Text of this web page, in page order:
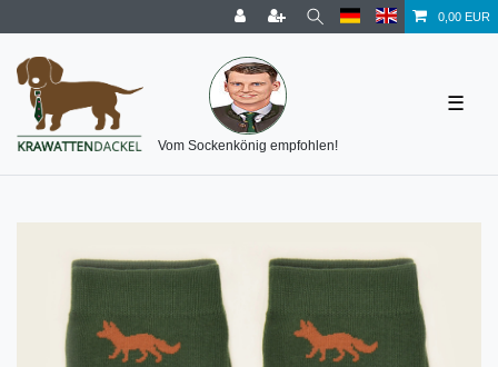
0,00 EUR
Vom Sockenkönig empfohlen!
☰